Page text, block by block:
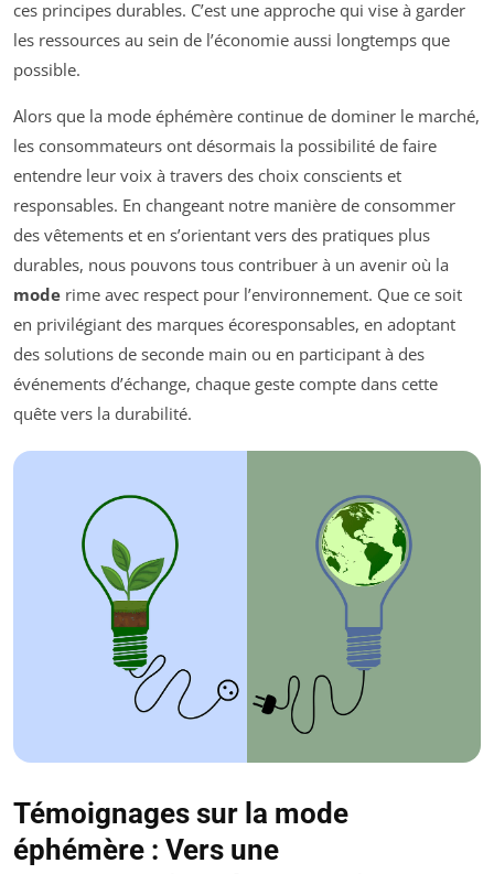
ces principes durables. C’est une approche qui vise à garder
les ressources au sein de l’économie aussi longtemps que
possible.
Alors que la mode éphémère continue de dominer le marché,
les consommateurs ont désormais la possibilité de faire
entendre leur voix à travers des choix conscients et
responsables. En changeant notre manière de consommer
des vêtements et en s’orientant vers des pratiques plus
durables, nous pouvons tous contribuer à un avenir où la
mode rime avec respect pour l’environnement. Que ce soit
en privilégiant des marques écoresponsables, en adoptant
des solutions de seconde main ou en participant à des
événements d’échange, chaque geste compte dans cette
quête vers la durabilité.
Témoignages sur la mode
éphémère : Vers une